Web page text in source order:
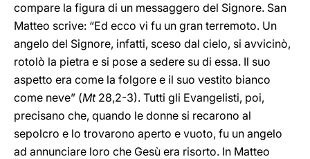
compare la figura di un messaggero del Signore. San
Matteo scrive: “Ed ecco vi fu un gran terremoto. Un
angelo del Signore, infatti, sceso dal cielo, si avvicinò,
rotolò la pietra e si pose a sedere su di essa. Il suo
aspetto era come la folgore e il suo vestito bianco
come neve” (Mt28,2-3). Tutti gli Evangelisti, poi,
precisano che, quando le donne si recarono al
sepolcro e lo trovarono aperto e vuoto, fu un angelo
ad annunciare loro che Gesù era risorto. In Matteo